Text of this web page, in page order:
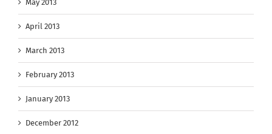
May 2013
April 2013
March 2013
February 2013
January 2013
December 2012